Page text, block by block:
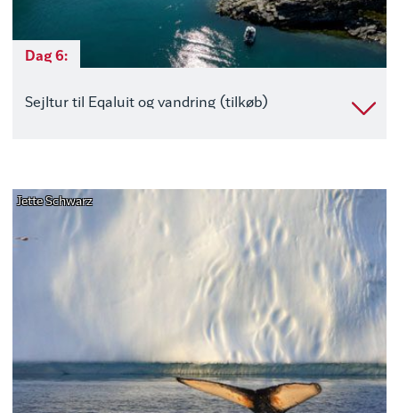
Dag 6:
Sejltur til Eqaluit og vandring (tilkøb)
Jette Schwarz